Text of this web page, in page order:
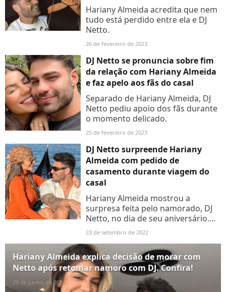
Hariany Almeida acredita que nem
tudo está perdido entre ela e DJ
Netto.
26 de fevereiro de 2023
DJ Netto se pronuncia sobre fim
da relação com Hariany Almeida
e faz apelo aos fãs do casal
Separado de Hariany Almeida, DJ
Netto pediu apoio dos fãs durante
o momento delicado.
25 de fevereiro de 2023
DJ Netto surpreende Hariany
Almeida com pedido de
casamento durante viagem do
casal
Hariany Almeida mostrou a
surpresa feita pelo namorado, DJ
Netto, no dia de seu aniversário.
Vem ver!
23 de setembro de 2022
Hariany Almeida explica decisão de morar com
Netto após retomar namoro com DJ. Confira!
29 de junho de 2022